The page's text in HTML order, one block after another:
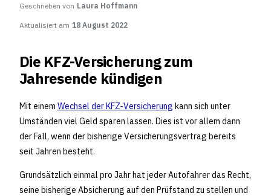
Geschrieben von Laura Hoffmann
Aktualisiert am 18 August 2022
Die KFZ-Versicherung zum
Jahresende kündigen
Mit einem Wechsel der KFZ-Versicherung kann sich unter
Umständen viel Geld sparen lassen. Dies ist vor allem dann
der Fall, wenn der bisherige Versicherungsvertrag bereits
seit Jahren besteht.
Grundsätzlich einmal pro Jahr hat jeder Autofahrer das Recht,
seine bisherige Absicherung auf den Prüfstand zu stellen und